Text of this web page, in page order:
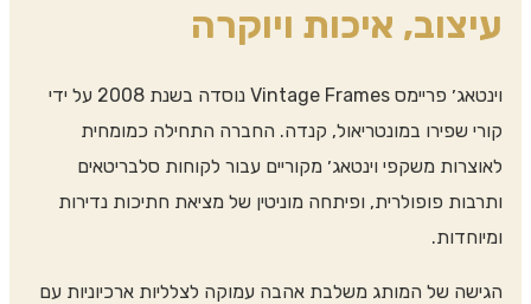
וינטאג׳ פריימס Vintage Frames נוסדה בשנת 2008 על ידי
החברה התחילה כמומחית
עבור לקוחות סלבריטאים
של מציאת חתיכות נדירות
לצלליות ארכיוניות עם